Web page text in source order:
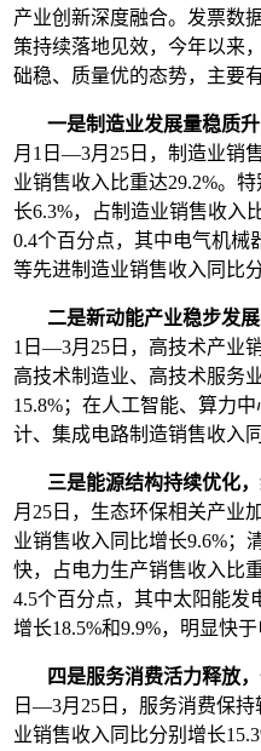
产业创新深度融合。发票数
策持续落地见效，今年以来
础稳、质量优的态势，主要
一是制造业发展量稳质
月1日—3月25日，制造业销
业销售收入比重达29.2%。
长6.3%，占制造业销售收入
0.4个百分点，其中电气机械
等先进制造业销售收入同比
二是新动能产业稳步发
1日—3月25日，高技术产业
高技术制造业、高技术服务
15.8%；在人工智能、算力
计、集成电路制造销售收入
三是能源结构持续优化
月25日，生态环保相关产业
业销售收入同比增长9.6%；
快，占电力生产销售收入比
4.5个百分点，其中太阳能发
增长18.5%和9.9%，明显快
四是服务消费活力释放
日—3月25日，服务消费保
业销售收入同比分别增长